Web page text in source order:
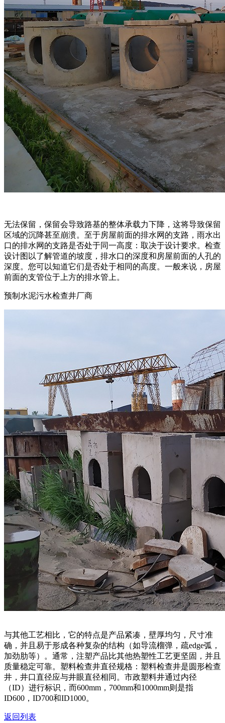
无法保留，保留会导致路基的整体承载力下降，这将导致保留
区域的沉降甚至崩溃。至于房屋前面的排水网的支路，雨水出
口的排水网的支路是否处于同一高度：取决于设计要求。检查
设计图以了解管道的坡度，排水口的深度和房屋前面的人孔的
深度。您可以知道它们是否处于相同的高度。一般来说，房屋
前面的支管位于上方的排水管上。
预制水泥污水检查井厂商
与其他工艺相比，它的特点是产品紧凑，壁厚均匀，尺寸准
确，并且易于形成各种复杂的结构（如导流榴弹，疏edge弧，
加劲肋等）。通常，注塑产品比其他热塑性工艺更坚固，并且
质量稳定可靠。塑料检查井直径规格：塑料检查井是圆形检查
井，井口直径应与井眼直径相同。市政塑料井通过内径
（ID）进行标识，而600mm，700mm和1000mm则是指
ID600，ID700和ID1000。
返回列表